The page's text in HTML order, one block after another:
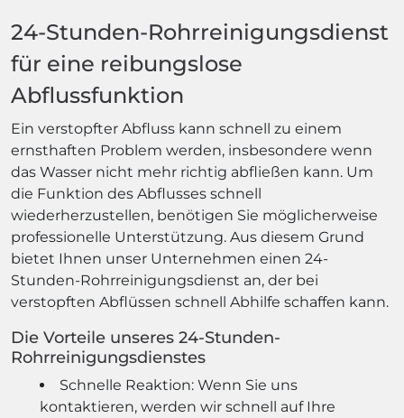
24-Stunden-Rohrreinigungsdienst
für eine reibungslose
Abflussfunktion
Ein verstopfter Abfluss kann schnell zu einem
ernsthaften Problem werden, insbesondere wenn
das Wasser nicht mehr richtig abfließen kann. Um
die Funktion des Abflusses schnell
wiederherzustellen, benötigen Sie möglicherweise
professionelle Unterstützung. Aus diesem Grund
bietet Ihnen unser Unternehmen einen 24-
Stunden-Rohrreinigungsdienst an, der bei
verstopften Abflüssen schnell Abhilfe schaffen kann.
Die Vorteile unseres 24-Stunden-
Rohrreinigungsdienstes
Schnelle Reaktion: Wenn Sie uns
kontaktieren, werden wir schnell auf Ihre